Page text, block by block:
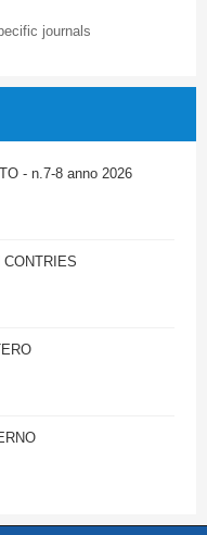
journals
- n.7-8 anno 2026